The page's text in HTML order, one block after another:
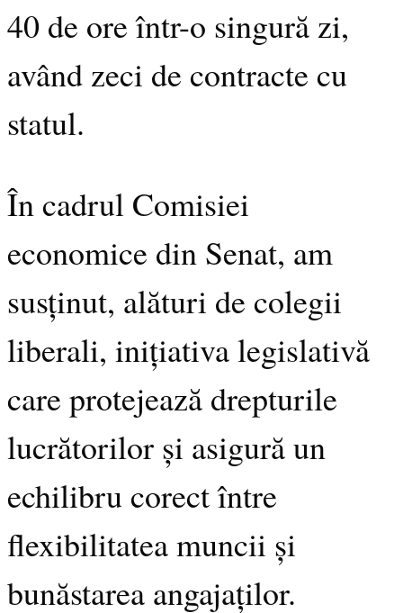
40 de ore într-o singură zi,
având zeci de contracte cu
statul.
În cadrul Comisiei
economice din Senat, am
susținut, alături de colegii
liberali, inițiativa legislativă
care protejează drepturile
lucrătorilor și asigură un
echilibru corect între
flexibilitatea muncii și
bunăstarea angajaților.